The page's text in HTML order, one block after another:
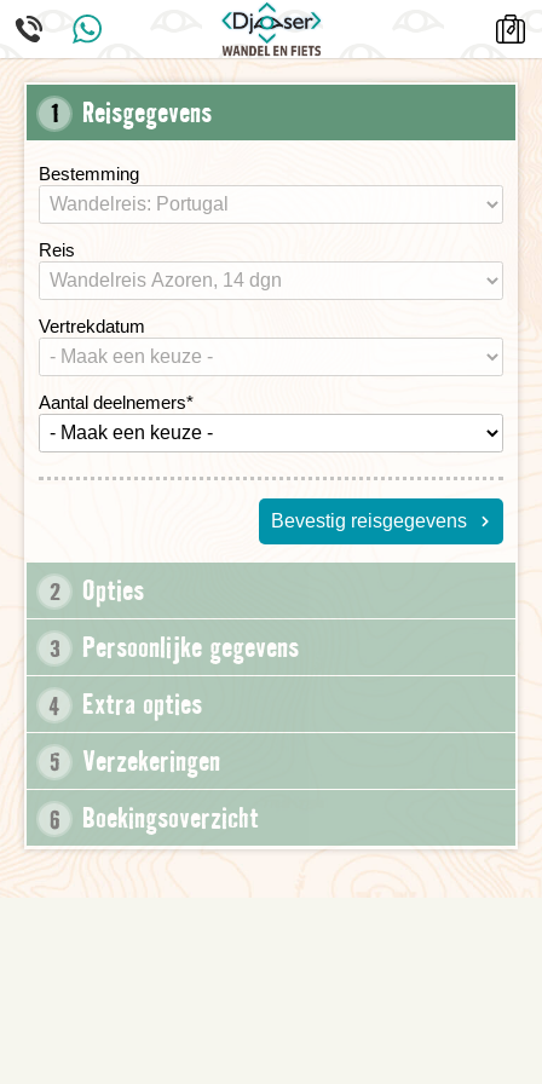
1 Reisgegevens
Bestemming
Reis
Vertrekdatum
Aantal deelnemers*
Bevestig reisgegevens
2 Opties
3 Persoonlijke gegevens
4 Extra opties
5 Verzekeringen
6 Boekingsoverzicht